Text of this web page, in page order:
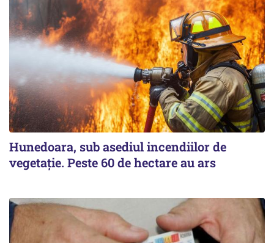
Hunedoara, sub asediul incendiilor de
vegetație. Peste 60 de hectare au ars